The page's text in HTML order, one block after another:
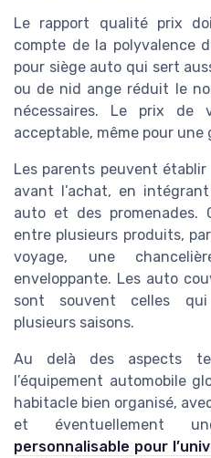
Le rapport qualité prix
compte de la polyvalence
pour siège auto qui sert
ou de nid ange réduit le
nécessaires. Le prix de
acceptable, même pour une
Les parents peuvent
avant l’achat, en
auto et des
entre plusieurs produits,
voyage, une
enveloppante. Les auto
sont souvent celles qui
plusieurs saisons.
Au delà des aspects
l’équipement automobile
habitacle bien organisé,
et éventuellement
personnalisable pour